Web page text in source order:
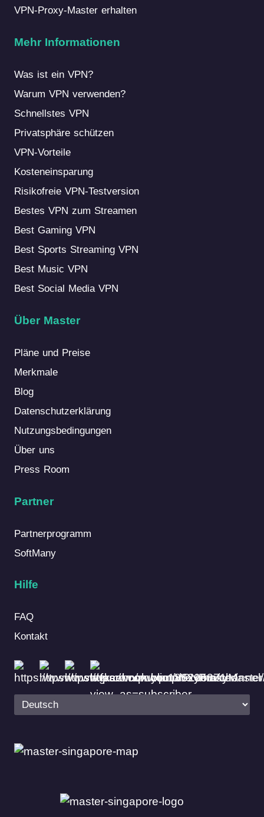
VPN-Proxy-Master erhalten
Mehr Informationen
Was ist ein VPN?
Warum VPN verwenden?
Schnellstes VPN
Privatsphäre schützen
VPN-Vorteile
Kosteneinsparung
Risikofreie VPN-Testversion
Bestes VPN zum Streamen
Best Gaming VPN
Best Sports Streaming VPN
Best Music VPN
Best Social Media VPN
Über Master
Pläne und Preise
Merkmale
Blog
Datenschutzerklärung
Nutzungsbedingungen
Über uns
Press Room
Partner
Partnerprogramm
SoftMany
Hilfe
FAQ
Kontakt